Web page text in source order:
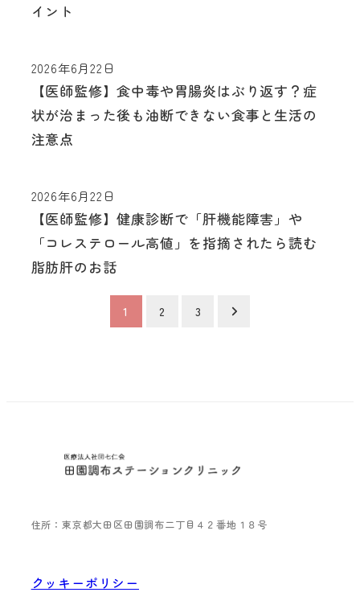
イント
【医師監修】食中毒や胃腸炎はぶり返す？症
状が治まった後も油断できない食事と生活の
注意点
2026年6月22日
【医師監修】健康診断で「肝機能障害」や
「コレステロール高値」を指摘されたら読む
脂肪肝のお話
2026年6月22日
送
1 2 3
住所：東京都大田区田園調布二丁目４２番地１８号
クッキーポリシー